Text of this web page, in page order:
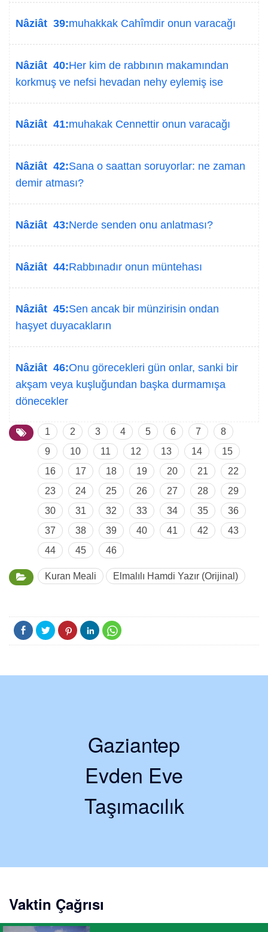
Nâziât 39:muhakkak Cahîmdir onun varacağı
Nâziât 40:Her kim de rabbının makamından
korkmuş ve nefsi hevadan nehy eylemiş ise
Nâziât 41:muhakak Cennettir onun varacağı
Nâziât 42:Sana o saattan soruyorlar: ne zaman
demir atması?
Nâziât 43:Nerde senden onu anlatması?
Nâziât 44:Rabbınadır onun müntehası
Nâziât 45:Sen ancak bir münzirisin ondan
haşyet duyacakların
Nâziât 46:Onu görecekleri gün onlar, sanki bir
akşam veya kuşluğundan başka durmamışa
dönecekler
1 2 3 4 5 6 7
8
9
10 11 12 13 14
15
16
17 18 19 20 21
22
23
24 25 26 27 28
29
30
31 32 33 34 35
36
37
38 39 40 41 42
43
44
45 46
Kuran Meali Elmalılı Hamdi Yazır (Orijinal)
Gaziantep
Evden Eve
Taşımacılık
Vaktin Çağrısı